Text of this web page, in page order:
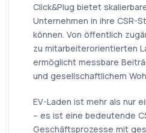
Click&Plug bietet
Unternehmen in ihre CSR-
können. Von öffentlich
zu mitarbeiterorientierten
ermöglicht messbare
und gesellschaftlichem
EV-Laden ist mehr als nur
– es ist eine bedeutende
Geschäftsprozesse mit